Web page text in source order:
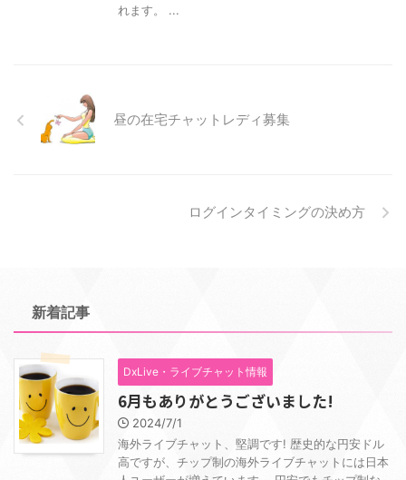
れます。 ...
昼の在宅チャットレディ募集
ログインタイミングの決め方
新着記事
DxLive・ライブチャット情報
6月もありがとうございました!
2024/7/1
海外ライブチャット、堅調です! 歴史的な円安ドル
高ですが、チップ制の海外ライブチャットには日本